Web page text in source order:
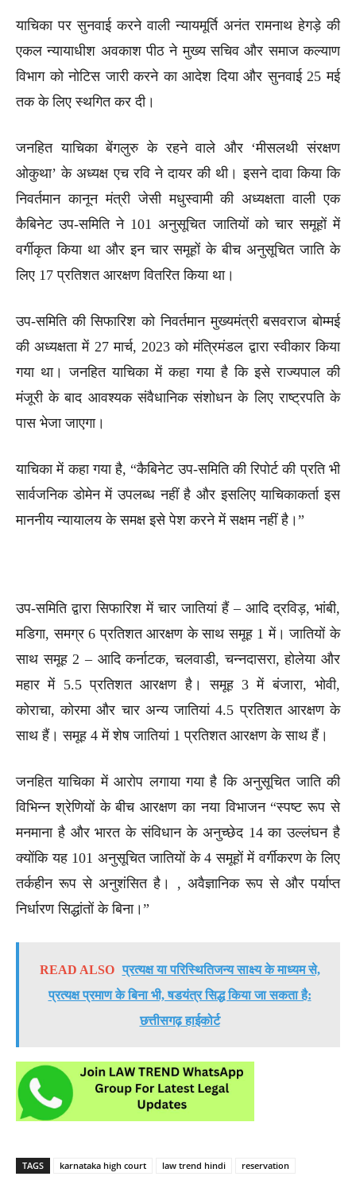
याचिका पर सुनवाई करने वाली न्यायमूर्ति अनंत रामनाथ हेगड़े की
एकल न्यायाधीश अवकाश पीठ ने मुख्य सचिव और समाज कल्याण
विभाग को नोटिस जारी करने का आदेश दिया और सुनवाई 25 मई
तक के लिए स्थगित कर दी।
जनहित याचिका बेंगलुरु के रहने वाले और ‘मीसलथी संरक्षण
ओकुथा’ के अध्यक्ष एच रवि ने दायर की थी। इसने दावा किया कि
निवर्तमान कानून मंत्री जेसी मधुस्वामी की अध्यक्षता वाली एक
कैबिनेट उप-समिति ने 101 अनुसूचित जातियों को चार समूहों में
वर्गीकृत किया था और इन चार समूहों के बीच अनुसूचित जाति के
लिए 17 प्रतिशत आरक्षण वितरित किया था।
उप-समिति की सिफारिश को निवर्तमान मुख्यमंत्री बसवराज बोम्मई
की अध्यक्षता में 27 मार्च, 2023 को मंत्रिमंडल द्वारा स्वीकार किया
गया था। जनहित याचिका में कहा गया है कि इसे राज्यपाल की
मंजूरी के बाद आवश्यक संवैधानिक संशोधन के लिए राष्ट्रपति के
पास भेजा जाएगा।
याचिका में कहा गया है, “कैबिनेट उप-समिति की रिपोर्ट की प्रति भी
सार्वजनिक डोमेन में उपलब्ध नहीं है और इसलिए याचिकाकर्ता इस
माननीय न्यायालय के समक्ष इसे पेश करने में सक्षम नहीं है।”
उप-समिति द्वारा सिफारिश में चार जातियां हैं – आदि द्रविड़, भांबी,
मडिगा, समग्र 6 प्रतिशत आरक्षण के साथ समूह 1 में। जातियों के
साथ समूह 2 – आदि कर्नाटक, चलवाडी, चन्नदासरा, होलेया और
महार में 5.5 प्रतिशत आरक्षण है। समूह 3 में बंजारा, भोवी,
कोराचा, कोरमा और चार अन्य जातियां 4.5 प्रतिशत आरक्षण के
साथ हैं। समूह 4 में शेष जातियां 1 प्रतिशत आरक्षण के साथ हैं।
जनहित याचिका में आरोप लगाया गया है कि अनुसूचित जाति की
विभिन्न श्रेणियों के बीच आरक्षण का नया विभाजन “स्पष्ट रूप से
मनमाना है और भारत के संविधान के अनुच्छेद 14 का उल्लंघन है
क्योंकि यह 101 अनुसूचित जातियों के 4 समूहों में वर्गीकरण के लिए
तर्कहीन रूप से अनुशंसित है। , अवैज्ञानिक रूप से और पर्याप्त
निर्धारण सिद्धांतों के बिना।”
READ ALSO प्रत्यक्ष या परिस्थितिजन्य साक्ष्य के माध्यम से,
प्रत्यक्ष प्रमाण के बिना भी, षडयंत्र सिद्ध किया जा सकता है:
छत्तीसगढ़ हाईकोर्ट
TAGS karnataka high court law trend hindi reservation